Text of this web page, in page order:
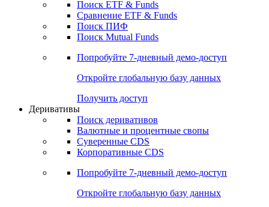
Поиск ETF & Funds
Сравнение ETF & Funds
Поиск ПИФ
Поиск Mutual Funds
Попробуйте 7-дневный демо-доступ
Откройте глобальную базу данных
Получить доступ
Деривативы
Поиск деривативов
Валютные и процентные свопы
Суверенные CDS
Корпоративные CDS
Попробуйте 7-дневный демо-доступ
Откройте глобальную базу данных